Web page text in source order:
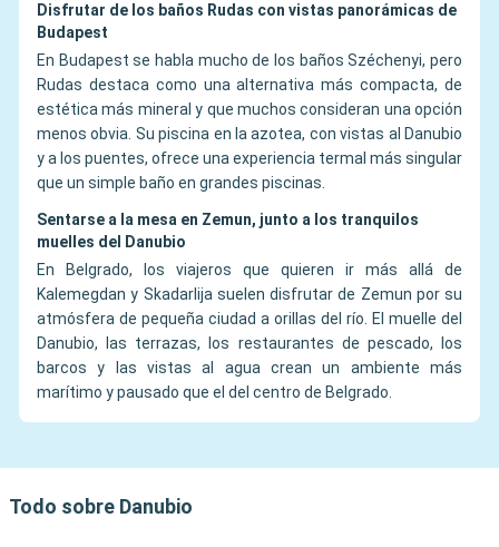
Disfrutar de los baños Rudas con vistas panorámicas de
Budapest
En Budapest se habla mucho de los baños Széchenyi, pero
Rudas destaca como una alternativa más compacta, de
estética más mineral y que muchos consideran una opción
menos obvia. Su piscina en la azotea, con vistas al Danubio
y a los puentes, ofrece una experiencia termal más singular
que un simple baño en grandes piscinas.
Sentarse a la mesa en Zemun, junto a los tranquilos
muelles del Danubio
En Belgrado, los viajeros que quieren ir más allá de
Kalemegdan y Skadarlija suelen disfrutar de Zemun por su
atmósfera de pequeña ciudad a orillas del río. El muelle del
Danubio, las terrazas, los restaurantes de pescado, los
barcos y las vistas al agua crean un ambiente más
marítimo y pausado que el del centro de Belgrado.
Todo sobre Danubio